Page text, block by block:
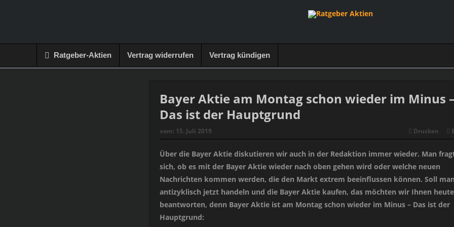
Ratgeber-Aktien Vertrag widerrufen Vertrag kündigen
Bayer Aktie am Montag schon wieder im Minus –
Das ist der Hauptgrund
vom: 15. Juli 2019 Drucken
Über die Bayer Aktie diskutieren wir auch in der Redaktion immer wieder. Man
sich, ob es mit der Bayer Aktie wieder nach oben gehen wird oder welche neuen
Nachrichten kommen werden, die den Markt extrem beeinflussen können. Soll man
antizyklisch jetzt handeln und die Bayer Aktie kaufen, das möchten wir Ihnen heute
beantworten, denn Bayer Aktie ist am Montag schon wieder im Minus – Das ist der
Hauptgrund: